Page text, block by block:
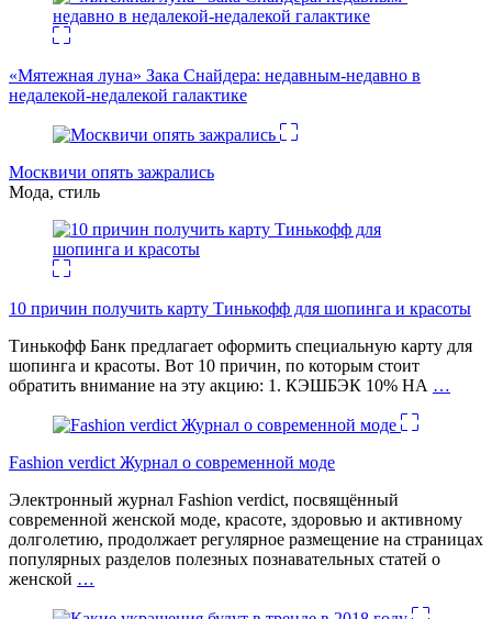
«Мятежная луна» Зака Снайдера: недавным-недавно в
недалекой-недалекой галактике
Москвичи опять зажрались
Мода, стиль
10 причин получить карту Тинькофф для шопинга и красоты
Тинькофф Банк предлагает оформить специальную карту для
шопинга и красоты. Вот 10 причин, по которым стоит
обратить внимание на эту акцию: 1. КЭШБЭК 10% НА …
Fashion verdict Журнал о современной моде
Электронный журнал Fashion verdict, посвящённый
современной женской моде, красоте, здоровью и активному
долголетию, продолжает регулярное размещение на страницах
популярных разделов полезных познавательных статей о
женской …